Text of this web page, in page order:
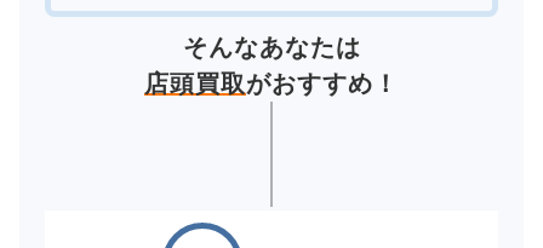
そんなあなたは
店頭買取がおすすめ！